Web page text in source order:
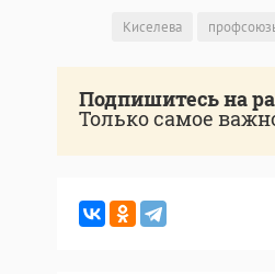
Киселева
Подпишитесь на
Только самое